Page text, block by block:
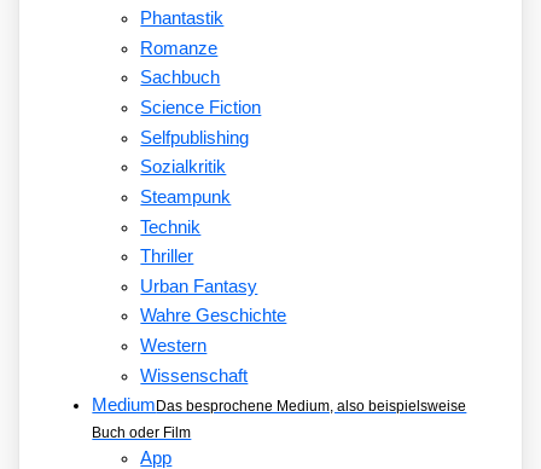
Phantastik
Romanze
Sachbuch
Science Fiction
Selfpublishing
Sozialkritik
Steampunk
Technik
Thriller
Urban Fantasy
Wahre Geschichte
Western
Wissenschaft
Medium Das besprochene Medium, also beispielsweise
Buch oder Film
App